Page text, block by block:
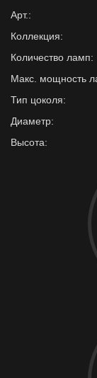
Арт.:
Коллекция:
Количество ламп:
Макс. мощность
Тип цоколя:
Диаметр:
Высота: